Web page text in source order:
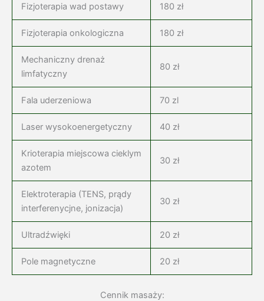
Fizjoterapia wad postawy 180 zł
Fizjoterapia onkologiczna 180 zł
Mechaniczny drenaż
limfatyczny
80 zł
Fala uderzeniowa 70 zl
Laser wysokoenergetyczny 40 zł
Krioterapia miejscowa cieklym
azotem
30 zł
Elektroterapia (TENS, prądy
interferenycjne, jonizacja)
30 zł
Ultradźwięki 20 zł
Pole magnetyczne 20 zł
Cennik masaży: